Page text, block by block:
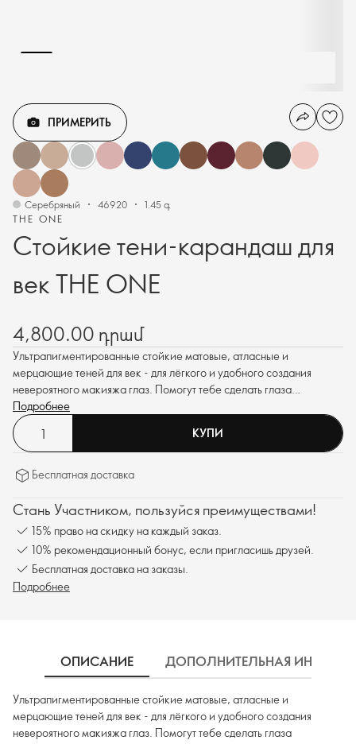
THE ONE
Стойкие тени-карандаш для
век THE ONE
ПРИМЕРИТЬ
Серебряный 46920 1.45 գ
4,800.00 դրամ
Ультрапигментированные стойкие матовые, атласные и
мерцающие теней для век - для лёгкого и удобного создания
невероятного макияжа глаз. Помогут тебе сделать глаза
визуально больше.
Подробнее
КУПИ
Бесплатная доставка
Стань Участником, пользуйся преимуществами!
15% право на скидку на каждый заказ.
10% рекомендационный бонус, если пригласишь друзей.
Бесплатная доставка на заказы.
Подробнее
ОПИСАНИЕ ДОПОЛНИТЕЛЬНАЯ
Ультрапигментированные стойкие матовые, атласные и
мерцающие теней для век - для лёгкого и удобного создания
невероятного макияжа глаз. Помогут тебе сделать глаза